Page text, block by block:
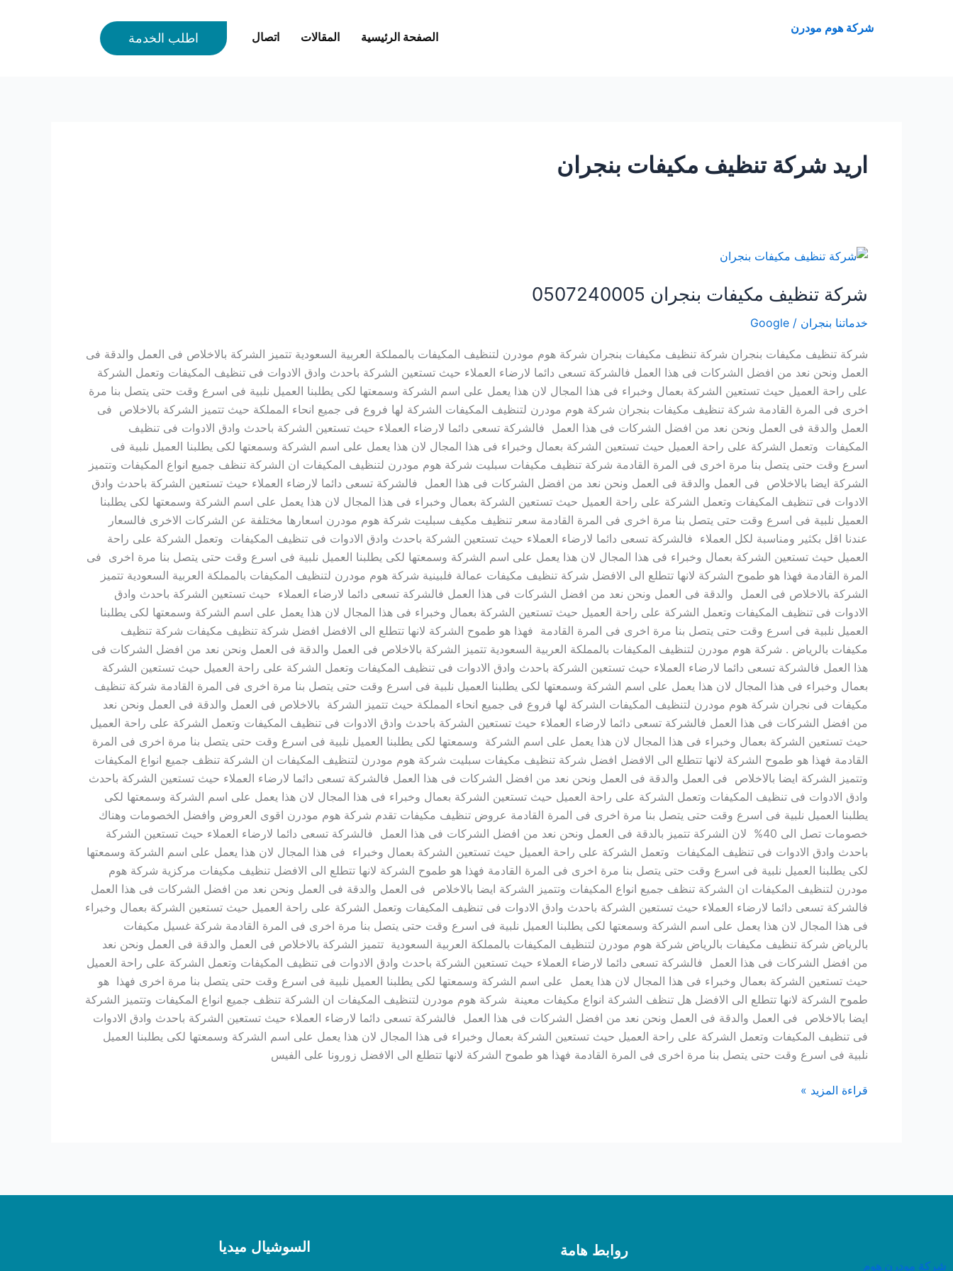
شركة هوم مودرن
الصفحة الرئيسية المقالات اتصال اطلب الخدمة
اريد شركة تنظيف مكيفات بنجران
شركة تنظيف مكيفات بنجران 0507240005
خدماتنا بنجران /
Google
شركة تنظيف مكيفات بنجران شركة تنظيف مكيفات بنجران شركة هوم مودرن لتنظيف المكيفات بالمملكة العربية السعودية تتميز الشركة بالاخلاص فى العمل والدقة فى
العمل ونحن نعد من افضل الشركات فى هذا العمل فالشركة تسعى دائما لارضاء العملاء حيث تستعين الشركة باحدث وادق الادوات فى تنظيف المكيفات وتعمل الشركة
على راحة العميل حيث تستعين الشركة بعمال وخبراء فى هذا المجال لان هذا يعمل على اسم الشركة وسمعتها لكى يطلبنا العميل نلبية فى اسرع وقت حتى يتصل بنا مرة
اخرى فى المرة القادمة شركة تنظيف مكيفات بنجران شركة هوم مودرن لتنظيف المكيفات الشركة لها فروع فى جميع انحاء المملكة حيث تتميز الشركة بالاخلاص فى
العمل والدقة فى العمل ونحن نعد من افضل الشركات فى هذا العمل فالشركة تسعى دائما لارضاء العملاء حيث تستعين الشركة باحدث وادق الادوات فى تنظيف
المكيفات وتعمل الشركة على راحة العميل حيث تستعين الشركة بعمال وخبراء فى هذا المجال لان هذا يعمل على اسم الشركة وسمعتها لكى يطلبنا العميل نلبية فى
اسرع وقت حتى يتصل بنا مرة اخرى فى المرة القادمة شركة تنظيف مكيفات سبليت شركة هوم مودرن لتنظيف المكيفات ان الشركة تنظف جميع انواع المكيفات وتتميز
الشركة ايضا بالاخلاص فى العمل والدقة فى العمل ونحن نعد من افضل الشركات فى هذا العمل فالشركة تسعى دائما لارضاء العملاء حيث تستعين الشركة باحدث وادق
الادوات فى تنظيف المكيفات وتعمل الشركة على راحة العميل حيث تستعين الشركة بعمال وخبراء فى هذا المجال لان هذا يعمل على اسم الشركة وسمعتها لكى يطلبنا
العميل نلبية فى اسرع وقت حتى يتصل بنا مرة اخرى فى المرة القادمة سعر تنظيف مكيف سبليت شركة هوم مودرن اسعارها مختلفة عن الشركات الاخرى فالسعار
عندنا اقل بكثير ومناسبة لكل العملاء فالشركة تسعى دائما لارضاء العملاء حيث تستعين الشركة باحدث وادق الادوات فى تنظيف المكيفات وتعمل الشركة على راحة
العميل حيث تستعين الشركة بعمال وخبراء فى هذا المجال لان هذا يعمل على اسم الشركة وسمعتها لكى يطلبنا العميل نلبية فى اسرع وقت حتى يتصل بنا مرة اخرى فى
المرة القادمة فهذا هو طموح الشركة لانها تتطلع الى الافضل شركة تنظيف مكيفات عمالة فلبينية شركة هوم مودرن لتنظيف المكيفات بالمملكة العربية السعودية تتميز
الشركة بالاخلاص فى العمل والدقة فى العمل ونحن نعد من افضل الشركات فى هذا العمل فالشركة تسعى دائما لارضاء العملاء حيث تستعين الشركة باحدث وادق
الادوات فى تنظيف المكيفات وتعمل الشركة على راحة العميل حيث تستعين الشركة بعمال وخبراء فى هذا المجال لان هذا يعمل على اسم الشركة وسمعتها لكى يطلبنا
العميل نلبية فى اسرع وقت حتى يتصل بنا مرة اخرى فى المرة القادمة فهذا هو طموح الشركة لانها تتطلع الى الافضل افضل شركة تنظيف مكيفات شركة تنظيف
مكيفات بالرياض . شركة هوم مودرن لتنظيف المكيفات بالمملكة العربية السعودية تتميز الشركة بالاخلاص فى العمل والدقة فى العمل ونحن نعد من افضل الشركات فى
هذا العمل فالشركة تسعى دائما لارضاء العملاء حيث تستعين الشركة باحدث وادق الادوات فى تنظيف المكيفات وتعمل الشركة على راحة العميل حيث تستعين الشركة
بعمال وخبراء فى هذا المجال لان هذا يعمل على اسم الشركة وسمعتها لكى يطلبنا العميل نلبية فى اسرع وقت حتى يتصل بنا مرة اخرى فى المرة القادمة شركة تنظيف
مكيفات فى نجران شركة هوم مودرن لتنظيف المكيفات الشركة لها فروع فى جميع انحاء المملكة حيث تتميز الشركة بالاخلاص فى العمل والدقة فى العمل ونحن نعد
من افضل الشركات فى هذا العمل فالشركة تسعى دائما لارضاء العملاء حيث تستعين الشركة باحدث وادق الادوات فى تنظيف المكيفات وتعمل الشركة على راحة العميل
حيث تستعين الشركة بعمال وخبراء فى هذا المجال لان هذا يعمل على اسم الشركة وسمعتها لكى يطلبنا العميل نلبية فى اسرع وقت حتى يتصل بنا مرة اخرى فى المرة
القادمة فهذا هو طموح الشركة لانها تتطلع الى الافضل افضل شركة تنظيف مكيفات سبليت شركة هوم مودرن لتنظيف المكيفات ان الشركة تنظف جميع انواع المكيفات
وتتميز الشركة ايضا بالاخلاص فى العمل والدقة فى العمل ونحن نعد من افضل الشركات فى هذا العمل فالشركة تسعى دائما لارضاء العملاء حيث تستعين الشركة باحدث
وادق الادوات فى تنظيف المكيفات وتعمل الشركة على راحة العميل حيث تستعين الشركة بعمال وخبراء فى هذا المجال لان هذا يعمل على اسم الشركة وسمعتها لكى
يطلبنا العميل نلبية فى اسرع وقت حتى يتصل بنا مرة اخرى فى المرة القادمة عروض تنظيف مكيفات تقدم شركة هوم مودرن اقوى العروض وافضل الخصومات وهناك
خصومات تصل الى 40% لان الشركة تتميز بالدقة فى العمل ونحن نعد من افضل الشركات فى هذا العمل فالشركة تسعى دائما لارضاء العملاء حيث تستعين الشركة
باحدث وادق الادوات فى تنظيف المكيفات وتعمل الشركة على راحة العميل حيث تستعين الشركة بعمال وخبراء فى هذا المجال لان هذا يعمل على اسم الشركة وسمعتها
لكى يطلبنا العميل نلبية فى اسرع وقت حتى يتصل بنا مرة اخرى فى المرة القادمة فهذا هو طموح الشركة لانها تتطلع الى الافضل تنظيف مكيفات مركزية شركة هوم
مودرن لتنظيف المكيفات ان الشركة تنظف جميع انواع المكيفات وتتميز الشركة ايضا بالاخلاص فى العمل والدقة فى العمل ونحن نعد من افضل الشركات فى هذا العمل
فالشركة تسعى دائما لارضاء العملاء حيث تستعين الشركة باحدث وادق الادوات فى تنظيف المكيفات وتعمل الشركة على راحة العميل حيث تستعين الشركة بعمال وخبراء
فى هذا المجال لان هذا يعمل على اسم الشركة وسمعتها لكى يطلبنا العميل نلبية فى اسرع وقت حتى يتصل بنا مرة اخرى فى المرة القادمة شركة غسيل مكيفات
بالرياض شركة تنظيف مكيفات بالرياض شركة هوم مودرن لتنظيف المكيفات بالمملكة العربية السعودية تتميز الشركة بالاخلاص فى العمل والدقة فى العمل ونحن نعد
من افضل الشركات فى هذا العمل فالشركة تسعى دائما لارضاء العملاء حيث تستعين الشركة باحدث وادق الادوات فى تنظيف المكيفات وتعمل الشركة على راحة العميل
حيث تستعين الشركة بعمال وخبراء فى هذا المجال لان هذا يعمل على اسم الشركة وسمعتها لكى يطلبنا العميل نلبية فى اسرع وقت حتى يتصل بنا مرة اخرى فهذا هو
طموح الشركة لانها تتطلع الى الافضل هل تنظف الشركة انواع مكيفات معينة شركة هوم مودرن لتنظيف المكيفات ان الشركة تنظف جميع انواع المكيفات وتتميز الشركة
ايضا بالاخلاص فى العمل والدقة فى العمل ونحن نعد من افضل الشركات فى هذا العمل فالشركة تسعى دائما لارضاء العملاء حيث تستعين الشركة باحدث وادق الادوات
فى تنظيف المكيفات وتعمل الشركة على راحة العميل حيث تستعين الشركة بعمال وخبراء فى هذا المجال لان هذا يعمل على اسم الشركة وسمعتها لكى يطلبنا العميل
نلبية فى اسرع وقت حتى يتصل بنا مرة اخرى فى المرة القادمة فهذا هو طموح الشركة لانها تتطلع الى الافضل زورونا على الفيس
شركة
مكيفات
بنجران
0507240005
قراءة المزيد »
شركة مودرن هوم
روابط هامة السوشيال ميديا